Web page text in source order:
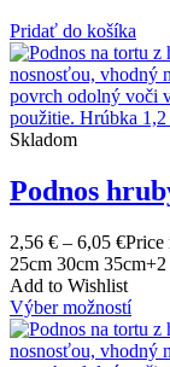
Pridať do košíka
Skladom
Podnos
2,56 € – 6,05 €Price
25cm 30cm 35cm+2
Add to Wishlist
Výber možností